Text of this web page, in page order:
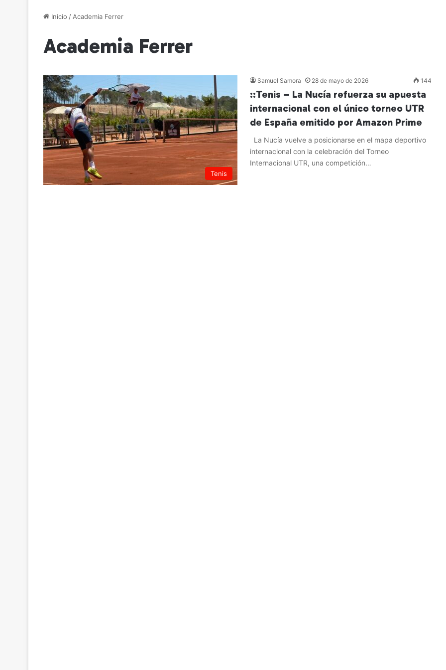
Inicio / Academia Ferrer
Academia Ferrer
Tenis
Samuel Samora 28 de mayo de 2026 144
::Tenis – La Nucía refuerza su apuesta
internacional con el único torneo UTR
de España emitido por Amazon Prime
La Nucía vuelve a posicionarse en el mapa deportivo
internacional con la celebración del Torneo
Internacional UTR, una competición…